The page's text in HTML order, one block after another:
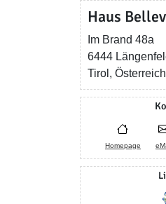
Haus
Im Brand 48a
6444
Tirol, Österreich
Homepage